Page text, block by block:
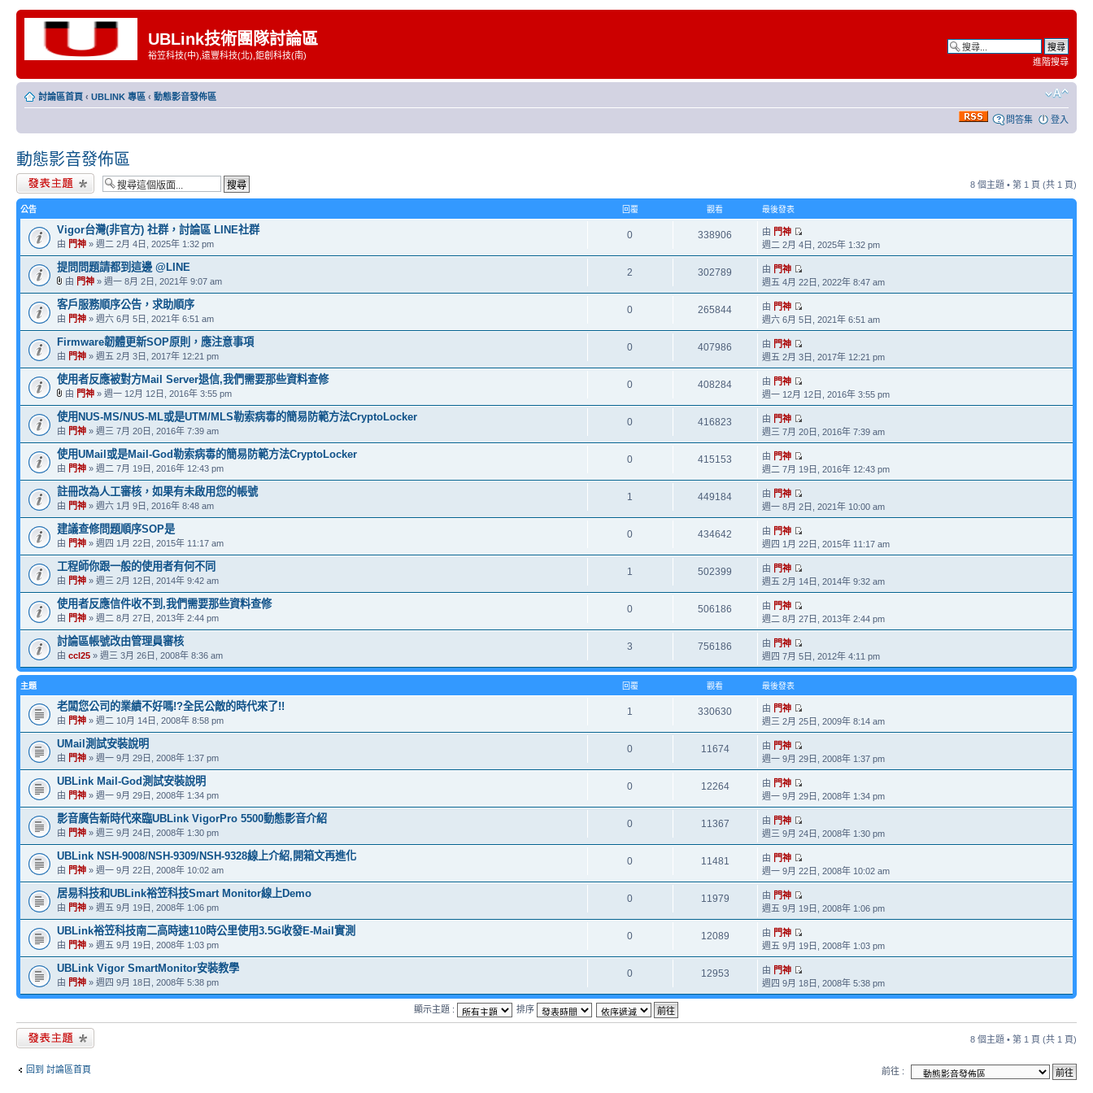
UBLink技術團隊討論區
裕笠科技(中),遠豐科技(北),鉅創科技(南)
進階搜尋
討論區首頁 ‹ UBLINK 專區 ‹ 動態影音發佈區
問答集 登入
動態影音發佈區
發表新主題 8 個主題 • 第 1 頁 (共 1 頁)
公告 回覆 觀看 最後發表
Vigor台灣(非官方) 社群，討論區 LINE社群
由 門神 » 週二 2月 4日, 2025年 1:32 pm
0 338906 由 門神
週二 2月 4日, 2025年 1:32 pm
提問問題請都到這邊 @LINE
由 門神 » 週一 8月 2日, 2021年 9:07 am
2 302789 由 門神
週五 4月 22日, 2022年 8:47 am
客戶服務順序公告，求助順序
由 門神 » 週六 6月 5日, 2021年 6:51 am
0 265844 由 門神
週六 6月 5日, 2021年 6:51 am
Firmware韌體更新SOP原則，應注意事項
由 門神 » 週五 2月 3日, 2017年 12:21 pm
0 407986 由 門神
週五 2月 3日, 2017年 12:21 pm
使用者反應被對方Mail Server退信,我們需要那些資料查修
由 門神 » 週一 12月 12日, 2016年 3:55 pm
0 408284 由 門神
週一 12月 12日, 2016年 3:55 pm
使用NUS-MS/NUS-ML或是UTM/MLS勒索病毒的簡易防範方法CryptoLocker
由 門神 » 週三 7月 20日, 2016年 7:39 am
0 416823 由 門神
週三 7月 20日, 2016年 7:39 am
使用UMail或是Mail-God勒索病毒的簡易防範方法CryptoLocker
由 門神 » 週二 7月 19日, 2016年 12:43 pm
0 415153 由 門神
週二 7月 19日, 2016年 12:43 pm
註冊改為人工審核，如果有未啟用您的帳號
由 門神 » 週六 1月 9日, 2016年 8:48 am
1 449184 由 門神
週一 8月 2日, 2021年 10:00 am
建議查修問題順序SOP是
由 門神 » 週四 1月 22日, 2015年 11:17 am
0 434642 由 門神
週四 1月 22日, 2015年 11:17 am
工程師你跟一般的使用者有何不同
由 門神 » 週三 2月 12日, 2014年 9:42 am
1 502399 由 門神
週五 2月 14日, 2014年 9:32 am
使用者反應信件收不到,我們需要那些資料查修
由 門神 » 週二 8月 27日, 2013年 2:44 pm
0 506186 由 門神
週二 8月 27日, 2013年 2:44 pm
討論區帳號改由管理員審核
由 ccl25 » 週三 3月 26日, 2008年 8:36 am
3 756186 由 門神
週四 7月 5日, 2012年 4:11 pm
主題 回覆 觀看 最後發表
老闆您公司的業績不好嗎!?全民公敵的時代來了!!
由 門神 » 週二 10月 14日, 2008年 8:58 pm
1 330630 由 門神
週三 2月 25日, 2009年 8:14 am
UMail測試安裝說明
由 門神 » 週一 9月 29日, 2008年 1:37 pm
0 11674 由 門神
週一 9月 29日, 2008年 1:37 pm
UBLink Mail-God測試安裝說明
由 門神 » 週一 9月 29日, 2008年 1:34 pm
0 12264 由 門神
週一 9月 29日, 2008年 1:34 pm
影音廣告新時代來臨UBLink VigorPro 5500動態影音介紹
由 門神 » 週三 9月 24日, 2008年 1:30 pm
0 11367 由 門神
週三 9月 24日, 2008年 1:30 pm
UBLink NSH-9008/NSH-9309/NSH-9328線上介紹,開箱文再進化
由 門神 » 週一 9月 22日, 2008年 10:02 am
0 11481 由 門神
週一 9月 22日, 2008年 10:02 am
居易科技和UBLink裕笠科技Smart Monitor線上Demo
由 門神 » 週五 9月 19日, 2008年 1:06 pm
0 11979 由 門神
週五 9月 19日, 2008年 1:06 pm
UBLink裕笠科技南二高時速110時公里使用3.5G收發E-Mail實測
由 門神 » 週五 9月 19日, 2008年 1:03 pm
0 12089 由 門神
週五 9月 19日, 2008年 1:03 pm
UBLink Vigor SmartMonitor安裝教學
由 門神 » 週四 9月 18日, 2008年 5:38 pm
0 12953 由 門神
週四 9月 18日, 2008年 5:38 pm
顯示主題 : 排序
發表新主題 8 個主題 • 第 1 頁 (共 1 頁)
回到 討論區首頁 前往 :